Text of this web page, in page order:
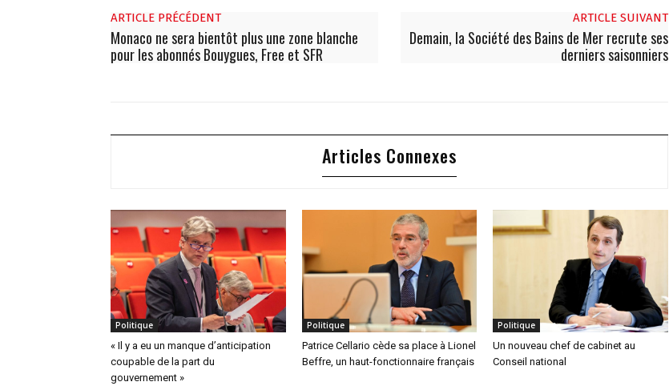
ARTICLE PRÉCÉDENT
Monaco ne sera bientôt plus une zone blanche
pour les abonnés Bouygues, Free et SFR
ARTICLE SUIVANT
Demain, la Société des Bains de Mer recrute ses
derniers saisonniers
Articles Connexes
Politique
« Il y a eu un manque d’anticipation
coupable de la part du
gouvernement »
Politique
Patrice Cellario cède sa place à Lionel
Beffre, un haut-fonctionnaire français
Politique
Un nouveau chef de cabinet au
Conseil national